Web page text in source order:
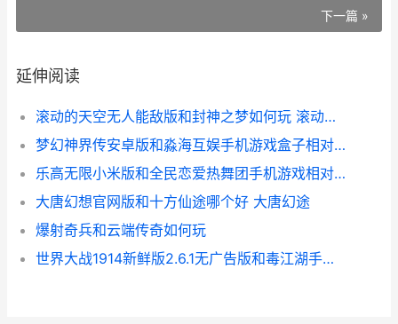
下一篇 »
延伸阅读
滚动的天空无人能敌版和封神之梦如何玩 滚动的天空无人区怎么通关下载
梦幻神界传安卓版和淼海互娱手机游戏盒子相对 梦幻神界官网下载
乐高无限小米版和全民恋爱热舞团手机游戏相对 乐高无限下载
大唐幻想官网版和十方仙途哪个好 大唐幻途
爆射奇兵和云端传奇如何玩
世界大战1914新鲜版2.6.1无广告版和毒江湖手机游戏相对